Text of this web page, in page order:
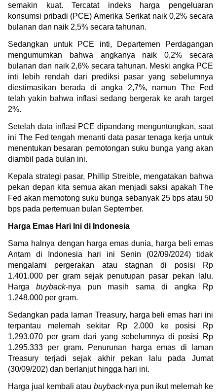
semakin kuat. Tercatat indeks harga pengeluaran
konsumsi pribadi (PCE) Amerika Serikat naik 0,2% secara
bulanan dan naik 2,5% secara tahunan.
Sedangkan untuk PCE inti, Departemen Perdagangan
mengumumkan bahwa angkanya naik 0,2% secara
bulanan dan naik 2,6% secara tahunan. Meski angka PCE
inti lebih rendah dari prediksi pasar yang sebelumnya
diestimasikan berada di angka 2,7%, namun The Fed
telah yakin bahwa inflasi sedang bergerak ke arah target
2%.
Setelah data inflasi PCE dipandang menguntungkan, saat
ini The Fed tengah menanti data pasar tenaga kerja untuk
menentukan besaran pemotongan suku bunga yang akan
diambil pada bulan ini.
Kepala strategi pasar, Phillip Streible, mengatakan bahwa
pekan depan kita semua akan menjadi saksi apakah The
Fed akan memotong suku bunga sebanyak 25 bps atau 50
bps pada pertemuan bulan September.
Harga Emas Hari Ini di Indonesia
Sama halnya dengan harga emas dunia, harga beli emas
Antam di Indonesia hari ini Senin (02/09/2024) tidak
mengalami pergerakan atau stagnan di posisi Rp
1.401.000 per gram sejak penutupan pasar pekan lalu.
Harga buyback-nya pun masih sama di angka Rp
1.248.000 per gram.
Sedangkan pada laman Treasury, harga beli emas hari ini
terpantau melemah sekitar Rp 2.000 ke posisi Rp
1.293.070 per gram dari yang sebelumnya di posisi Rp
1.295.333 per gram. Penurunan harga emas di laman
Treasury terjadi sejak akhir pekan lalu pada Jumat
(30/09/202) dan berlanjut hingga hari ini.
Harga jual kembali atau buyback-nya pun ikut melemah ke